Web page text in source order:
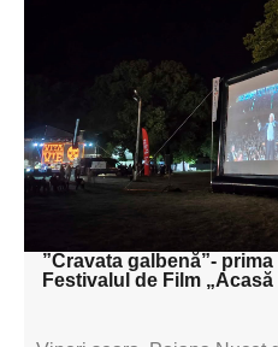
textul pentru
textul pentru
textul
”Cravata galbenă”-
Festivalul de Film